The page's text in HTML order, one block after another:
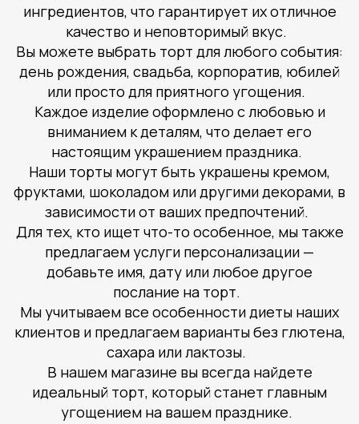
ингредиентов, что гарантирует их отличное
качество и неповторимый вкус.
Вы можете выбрать торт для любого события:
день рождения, свадьба, корпоратив, юбилей
или просто для приятного угощения.
Каждое изделие оформлено с любовью и
вниманием к деталям, что делает его
настоящим украшением праздника.
Наши торты могут быть украшены кремом,
фруктами, шоколадом или другими декорами, в
зависимости от ваших предпочтений.
Для тех, кто ищет что-то особенное, мы также
предлагаем услуги персонализации —
добавьте имя, дату или любое другое
послание на торт.
Мы учитываем все особенности диеты наших
клиентов и предлагаем варианты без глютена,
сахара или лактозы.
В нашем магазине вы всегда найдете
идеальный торт, который станет главным
угощением на вашем празднике.